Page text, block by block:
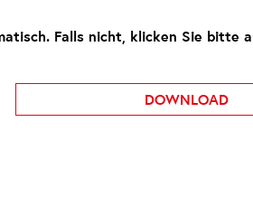
Falls nicht, klicken Sie bitte
DOWNLOAD